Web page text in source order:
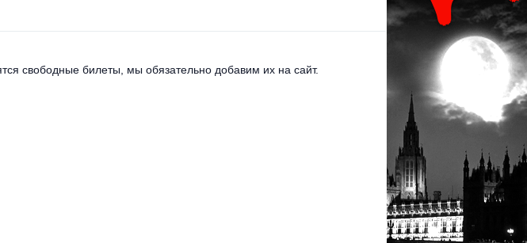
свободные билеты, мы обязательно добавим их на сайт.